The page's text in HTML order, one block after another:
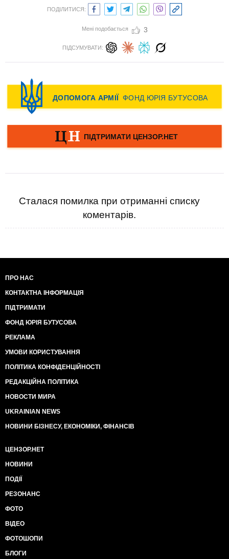
ПОДІЛИТИСЯ:
Мені подобається 3
ПІДСУМУВАТИ:
Сталася помилка при отриманні списку
коментарів.
ПРО НАС
КОНТАКТНА ІНФОРМАЦІЯ
ПІДТРИМАТИ
ФОНД ЮРІЯ БУТУСОВА
РЕКЛАМА
УМОВИ КОРИСТУВАННЯ
ПОЛІТИКА КОНФІДЕНЦІЙНОСТІ
РЕДАКЦІЙНА ПОЛІТИКА
НОВОСТИ МИРА
UKRAINIAN NEWS
НОВИНИ БІЗНЕСУ, ЕКОНОМІКИ, ФІНАНСІВ
ЦЕНЗОР.НЕТ
НОВИНИ
ПОДІЇ
РЕЗОНАНС
ФОТО
ВІДЕО
ФОТОШОПИ
БЛОГИ